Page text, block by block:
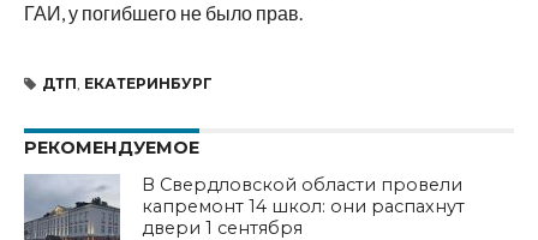
ГАИ, у погибшего не было прав.
ДТП, ЕКАТЕРИНБУРГ
РЕКОМЕНДУЕМОЕ
В Свердловской области провели
капремонт 14 школ: они распахнут
двери 1 сентября